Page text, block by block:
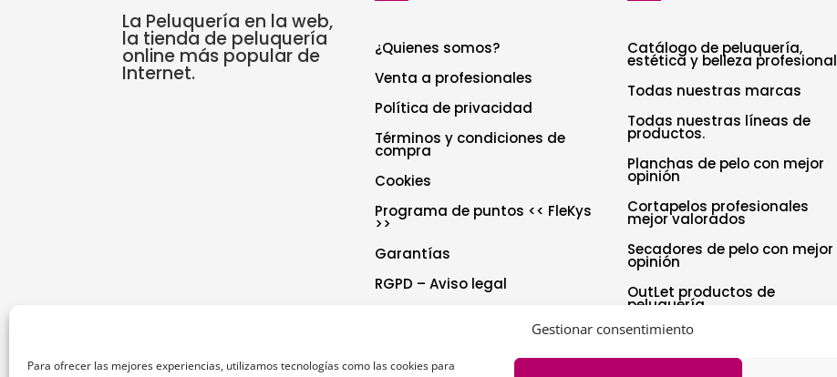
Gestionar consentimiento
Para ofrecer las mejores experiencias, utilizamos tecnologías como las cookies para
La Peluquería en la web,
la tienda de peluquería
online más popular de
Internet.
¿Quienes somos?
Venta a profesionales
Política de privacidad
Términos y condiciones de
compra
Cookies
Programa de puntos << FleKys
>>
Garantías
RGPD – Aviso legal
Catálogo de peluquería,
estética y belleza profesional
Todas nuestras marcas
Todas nuestras líneas de
productos.
Planchas de pelo con mejor
opinión
Cortapelos profesionales
mejor valorados
Secadores de pelo con mejor
opinión
OutLet productos de
peluquería